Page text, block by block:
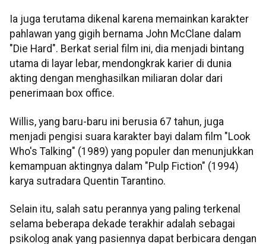
Ia juga terutama dikenal karena memainkan karakter
pahlawan yang gigih bernama John McClane dalam
"Die Hard". Berkat serial film ini, dia menjadi bintang
utama di layar lebar, mendongkrak karier di dunia
akting dengan menghasilkan miliaran dolar dari
penerimaan box office.
Willis, yang baru-baru ini berusia 67 tahun, juga
menjadi pengisi suara karakter bayi dalam film "Look
Who's Talking" (1989) yang populer dan menunjukkan
kemampuan aktingnya dalam "Pulp Fiction" (1994)
karya sutradara Quentin Tarantino.
Selain itu, salah satu perannya yang paling terkenal
selama beberapa dekade terakhir adalah sebagai
psikolog anak yang pasiennya dapat berbicara dengan